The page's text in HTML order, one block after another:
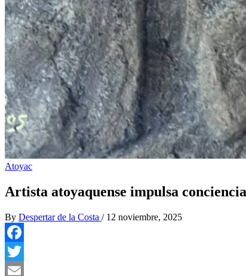
Atoyac
Artista atoyaquense impulsa
By Despertar de la Costa / 12 noviembre, 2025
Facebook
Twitter